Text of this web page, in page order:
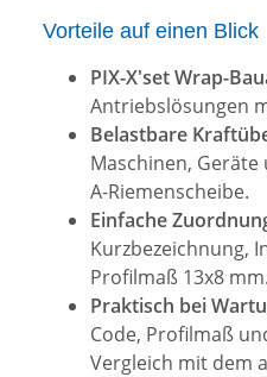
Vorteile auf einen Blick
PIX-X'set Wrap-
Antriebslösungen
Belastbare
Maschinen,
A-Riemenscheibe.
Einfache
Kurzbezeichnung,
Profilmaß 13x8 mm.
Praktisch bei
Code, Profilmaß
Vergleich mit dem